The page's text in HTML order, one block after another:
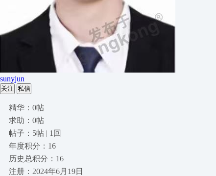
sunyjun
关注 私信
精华：0帖
求助：0帖
帖子：5帖 | 1回
年度积分：16
历史总积分：16
注册：2024年6月19日